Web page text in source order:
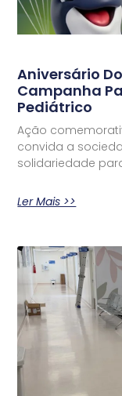
Aniversário
Campanha
Pediátrico
Ação
convida a
solidariedade
Ler Mais >>